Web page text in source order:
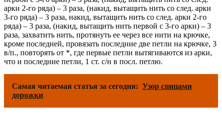
арки 2-го ряда) – 3 раза, (накид, вытащить нить со след. арки
3-го ряда) – 3 раза, накид, вытащить нить со след. арки 2-го
ряда) – 3 раза, (накид, вытащить нить первой с 3-го арки) – 3
раза, захватить нить, протянуть ее через все нити на крючке,
кроме последней, провязать последние две петли на крючке, 3
в/п., повторять от *, где первые петли вытягиваются из арки,
что и последние петли, 1 ст. с/н в посл. петлю.
Самая читаемая статья за сегодня: Узор спицами
дорожки